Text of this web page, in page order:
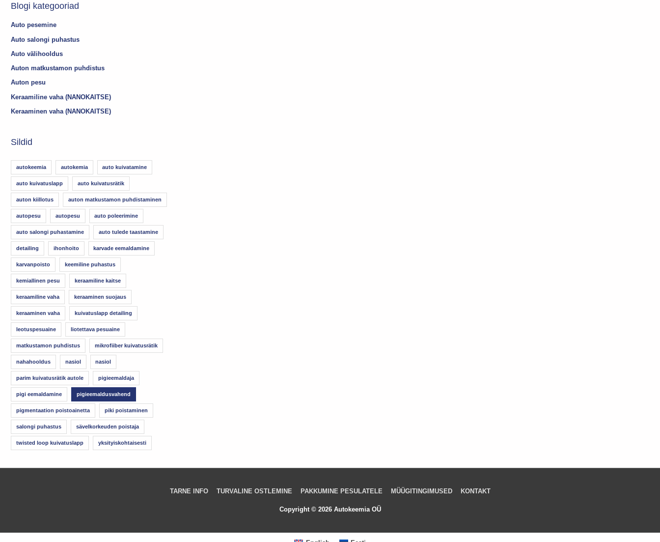
Blogi kategooriad
Auto pesemine
Auto salongi puhastus
Auto välihooldus
Auton matkustamon puhdistus
Auton pesu
Keraamiline vaha (NANOKAITSE)
Keraaminen vaha (NANOKAITSE)
Sildid
autokeemia autokemia auto kuivatamine
auto kuivatuslapp auto kuivatusrätik
auton kiillotus auton matkustamon puhdistaminen
autopesu autopesu auto poleerimine
auto salongi puhastamine auto tulede taastamine
detailing ihonhoito karvade eemaldamine
karvanpoisto keemiline puhastus
kemiallinen pesu keraamiline kaitse
keraamiline vaha keraaminen suojaus
keraaminen vaha kuivatuslapp detailing
leotuspesuaine liotettava pesuaine
matkustamon puhdistus mikrofiiber kuivatusrätik
nahahooldus nasiol nasiol
parim kuivatusrätik autole pigieemaldaja
pigi eemaldamine pigieemaldusvahend
pigmentaation poistoainetta piki poistaminen
salongi puhastus sävelkorkeuden poistaja
twisted loop kuivatuslapp yksityiskohtaisesti
TARNE INFO TURVALINE OSTLEMINE PAKKUMINE PESULATELE MÜÜGITINGIMUSED KONTAKT
Copyright © 2026 Autokeemia OÜ